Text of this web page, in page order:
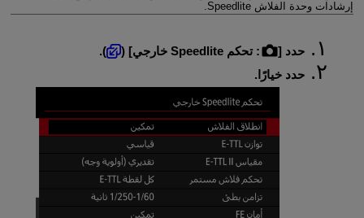
إرشادات وحدة الفلاش Speedlite.
حدد [ :تحكم Speedlite خارجي ] (
).
حدد خيارًا.